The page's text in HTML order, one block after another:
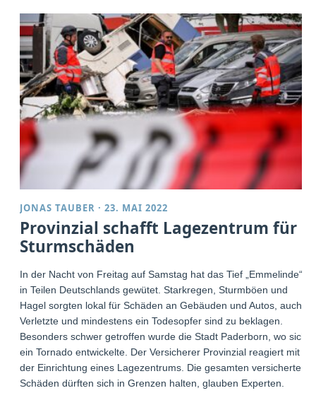
JONAS TAUBER ·23. MAI 2022
Provinzial schafft Lagezentrum für
Sturmschäden
In der Nacht von Freitag auf Samstag hat das Tief „Emmelinde“
in Teilen Deutschlands gewütet. Starkregen, Sturmböen und
Hagel sorgten lokal für Schäden an Gebäuden und Autos, auch
Verletzte und mindestens ein Todesopfer sind zu beklagen.
Besonders schwer getroffen wurde die Stadt Paderborn, wo sich
ein Tornado entwickelte. Der Versicherer Provinzial reagiert mit
der Einrichtung eines Lagezentrums. Die gesamten versicherten
Schäden dürften sich in Grenzen halten, glauben Experten.